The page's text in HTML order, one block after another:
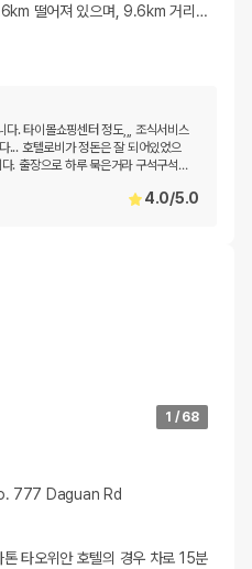
떨어져 있으며, 9.6km 거리 …
다. 타이몰쇼핑센터 정도,,, 조식서비스
... 호텔로비가 정돈은 잘 되어있었으
. 출장으로 하루 묵은거라 구석구석…
4.0/5.0
1 / 68
777 Daguan Rd
타오위안 호텔의 경우 차로 15분